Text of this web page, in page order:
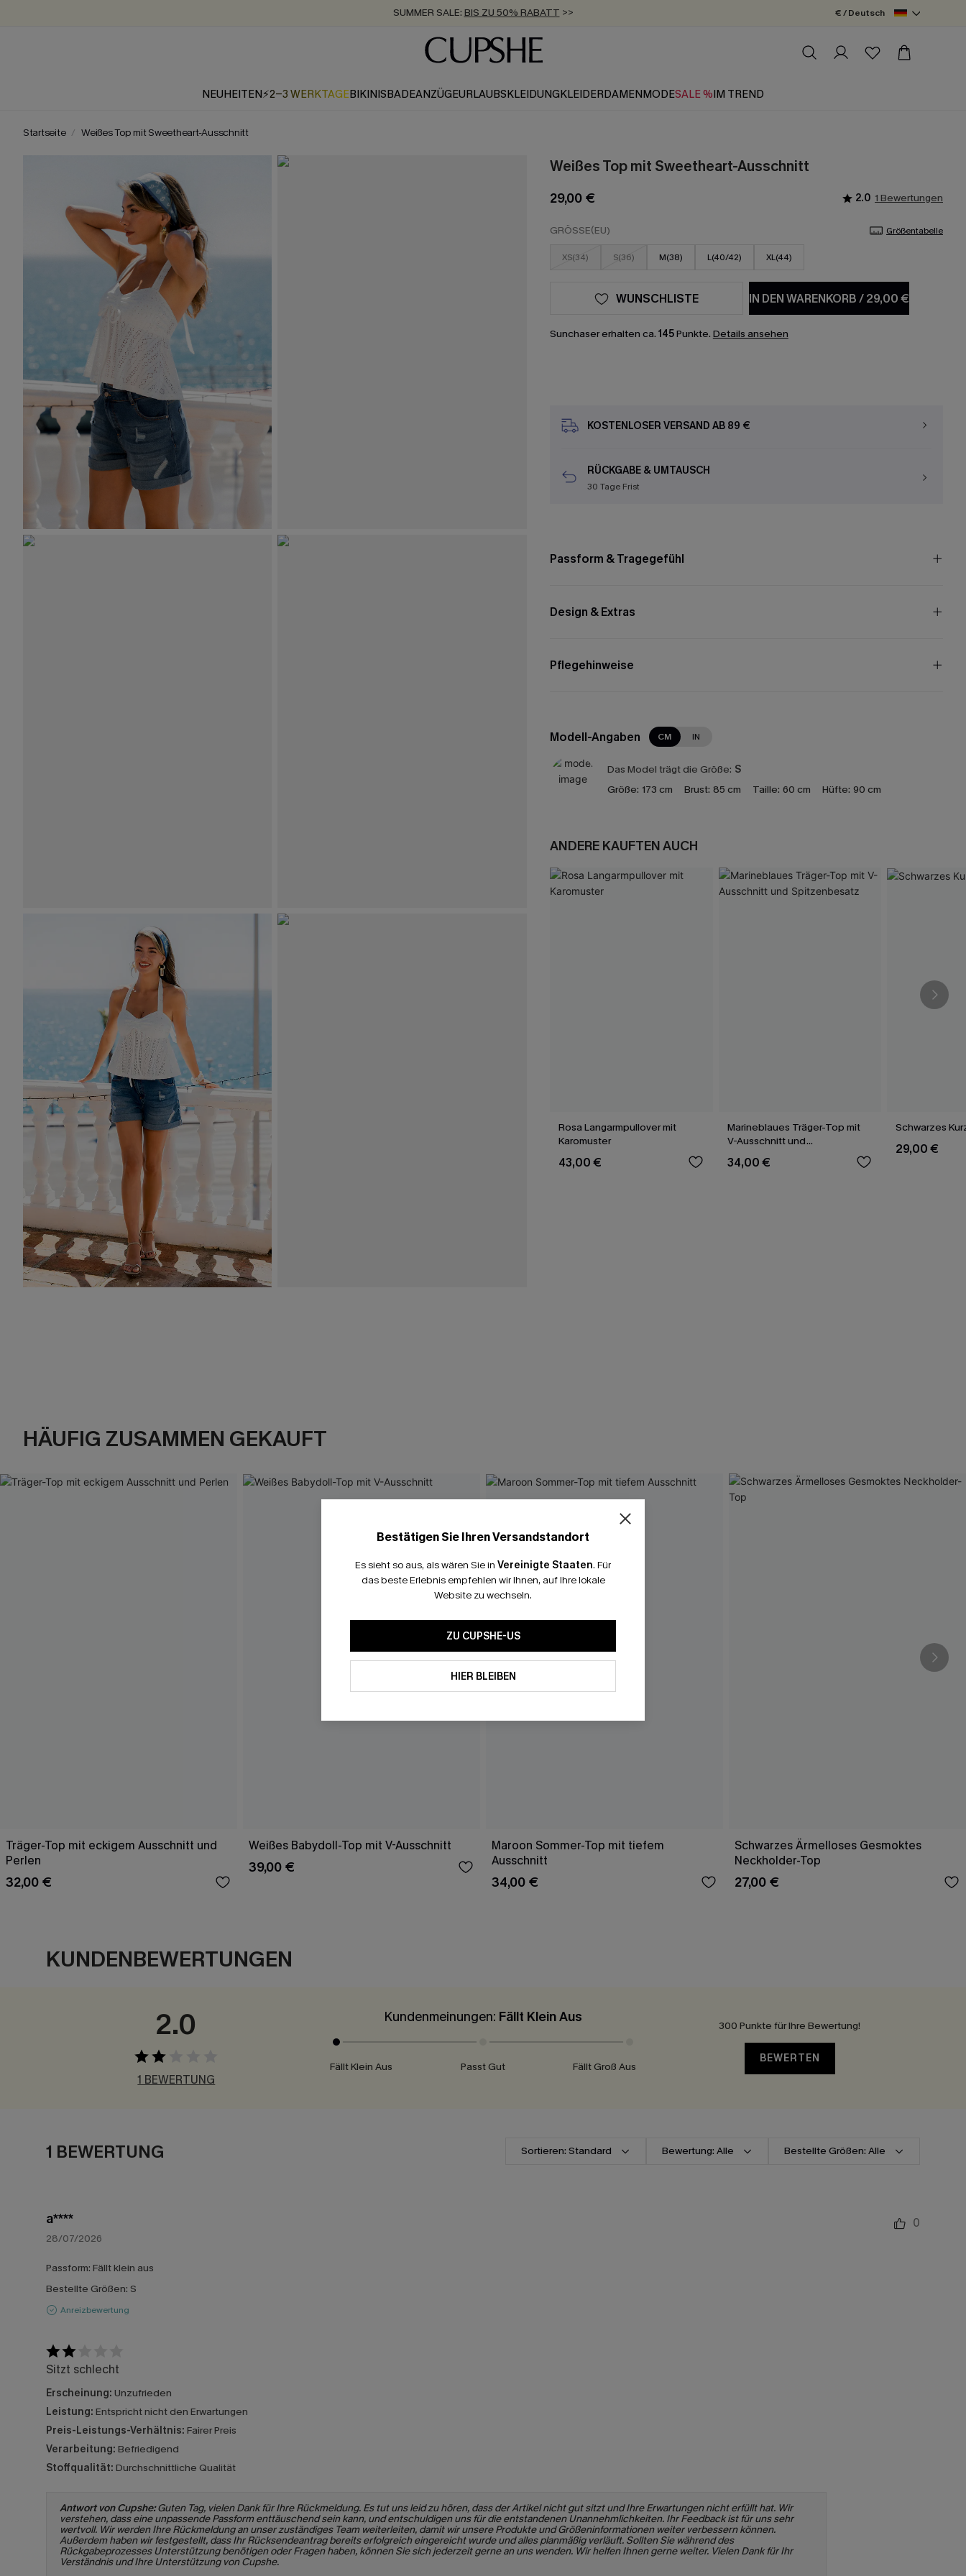
SUMMER SALE: BIS ZU 50% RABATT >>
ZUM NEWSLETTER:BIS ZU -20% EXTRA ERHALTEN
KOSTENLOSER VERSAND AB 89 €
€ / Deutsch
NEUHEITEN⚡2-3 WERKTAGEBIKINISBADEANZÜGEURLAUBSKLEIDUNGKLEIDERDAMENMODESALE %IM TREND
Startseite Weißes Top mit Sweetheart-Ausschnitt
Weißes Top mit Sweetheart-Ausschnitt
29,00 € 2.0 1 Bewertungen
GRÖSSE(EU) Größentabelle
XS(34) S(36) M(38) L(40/42) XL(44)
IN DEN WARENKORB/29,00 €
WUNSCHLISTE
Sunchaser erhalten ca. 145Punkte. Details ansehen
KOSTENLOSER VERSAND AB 89 €
RÜCKGABE & UMTAUSCH
30 Tage Frist
Passform & Tragegefühl
Design & Extras
Pflegehinweise
Modell-Angaben CM IN
Das Model trägt die Größe: S
Größe: 173 cm Brust: 85 cm Taille: 60 cm Hüfte: 90 cm
ANDERE KAUFTEN AUCH
Rosa Langarmpullover mit
Karomuster
43,00 €
Marineblaues Träger-Top mit
V-Ausschnitt und
Spitzenbesatz
34,00 €
Schwarzes
29,00 €
HÄUFIG ZUSAMMEN GEKAUFT
Träger-Top mit eckigem Ausschnitt und
Perlen
32,00 €
Weißes Babydoll-Top mit V-Ausschnitt
39,00 €
Maroon Sommer-Top mit tiefem
Ausschnitt
34,00 €
Schwarzes Ärmelloses Gesmoktes
Neckholder-Top
27,00 €
KUNDENBEWERTUNGEN
2.0
1 BEWERTUNG
Kundenmeinungen: Fällt Klein Aus
Fällt Klein Aus Passt Gut Fällt Groß Aus
300 Punkte für Ihre Bewertung!
BEWERTEN
1 BEWERTUNG Sortieren: Standard Bewertung: Alle Bestellte Größen: Alle
a****
28/07/2026
Passform: Fällt klein aus
Bestellte Größen: S
Anreizbewertung
0
Sitzt schlecht
Erscheinung: Unzufrieden
Leistung: Entspricht nicht den Erwartungen
Preis-Leistungs-Verhältnis: Fairer Preis
Verarbeitung: Befriedigend
Stoffqualität: Durchschnittliche Qualität
Antwort von Cupshe:Guten Tag, vielen Dank für Ihre Rückmeldung. Es tut uns leid zu hören, dass der Artikel nicht gut sitzt und Ihre Erwartungen nicht erfüllt hat. Wir
verstehen, dass eine unpassende Passform enttäuschend sein kann, und entschuldigen uns für die entstandenen Unannehmlichkeiten. Ihr Feedback ist für uns sehr
wertvoll. Wir werden Ihre Rückmeldung an unser zuständiges Team weiterleiten, damit wir unsere Produkte und Größeninformationen weiter verbessern können.
Außerdem haben wir festgestellt, dass Ihr Rücksendeantrag bereits erfolgreich eingereicht wurde und alles planmäßig verläuft. Sollten Sie während des
Rückgabeprozesses Unterstützung benötigen oder Fragen haben, können Sie sich jederzeit gerne an uns wenden. Wir helfen Ihnen gerne weiter. Vielen Dank für Ihr
Verständnis und Ihre Unterstützung von Cupshe.
Bestätigen Sie Ihren Versandstandort
Es sieht so aus, als wären Sie in Vereinigte Staaten. Für
das beste Erlebnis empfehlen wir Ihnen, auf Ihre lokale
Website zu wechseln.
ZU CUPSHE-US
HIER BLEIBEN